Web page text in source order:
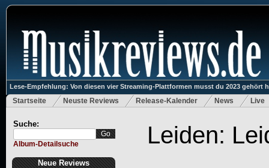
Lese-Empfehlung: Von diesen vier Streaming-Plattformen musst du 2023 gehört
Startseite Neuste Reviews Release-Kalender News Live
Suche:
Album-Detailsuche
Neue Reviews
Leiden: